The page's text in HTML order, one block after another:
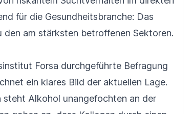
für die Gesundheitsbranche: Das
am stärksten betroffenen Sektoren.
Forsa durchgeführte Befragung
ein klares Bild der aktuellen Lage.
Alkohol unangefochten an der